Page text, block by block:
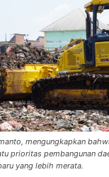
mengungkapkan
prioritas pembangunan
yang lebih merata.